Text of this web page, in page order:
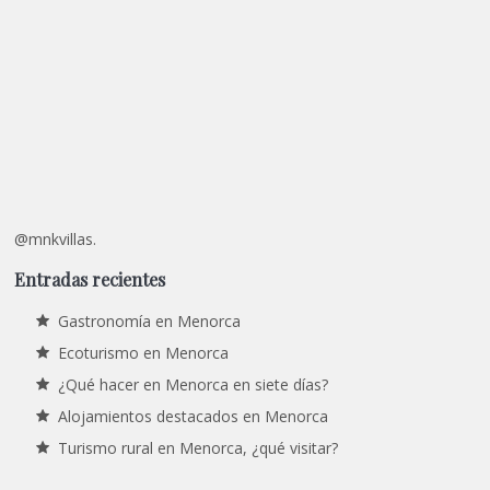
@mnkvillas.
Entradas recientes
Gastronomía en Menorca
Ecoturismo en Menorca
¿Qué hacer en Menorca en siete días?
Alojamientos destacados en Menorca
Turismo rural en Menorca, ¿qué visitar?